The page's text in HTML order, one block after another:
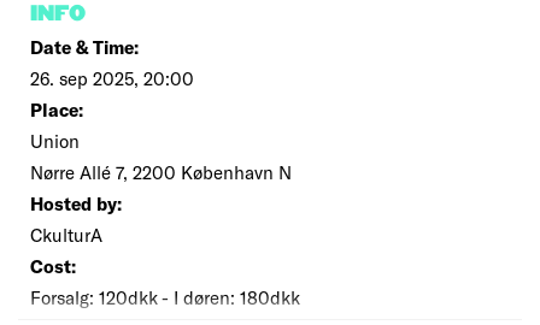
INFO
Date & Time:
26. sep 2025, 20:00
Place:
Union
Nørre Allé 7, 2200 København N
Hosted by:
CkulturA
Cost:
Forsalg: 120dkk - I døren: 180dkk